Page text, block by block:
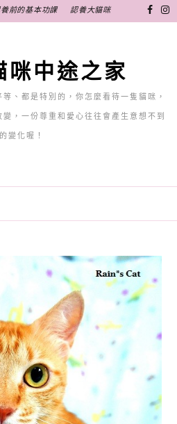
前的基本功課 認養大貓咪
咪中途之家
、都是特別的，你怎麼看待一隻貓咪，
，一份尊重和愛心往往會產生意想不到
的變化喔！